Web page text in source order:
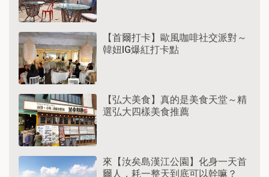
【首爾打卡】歐風咖啡社交派對～
韓妞IG爆紅打卡點
【弘大美食】真的是美食天堂～精
選弘大四樣美食推薦
來【汝矣島漢江公園】化身一天首
爾人，耗一整天到底可以幹嘛？